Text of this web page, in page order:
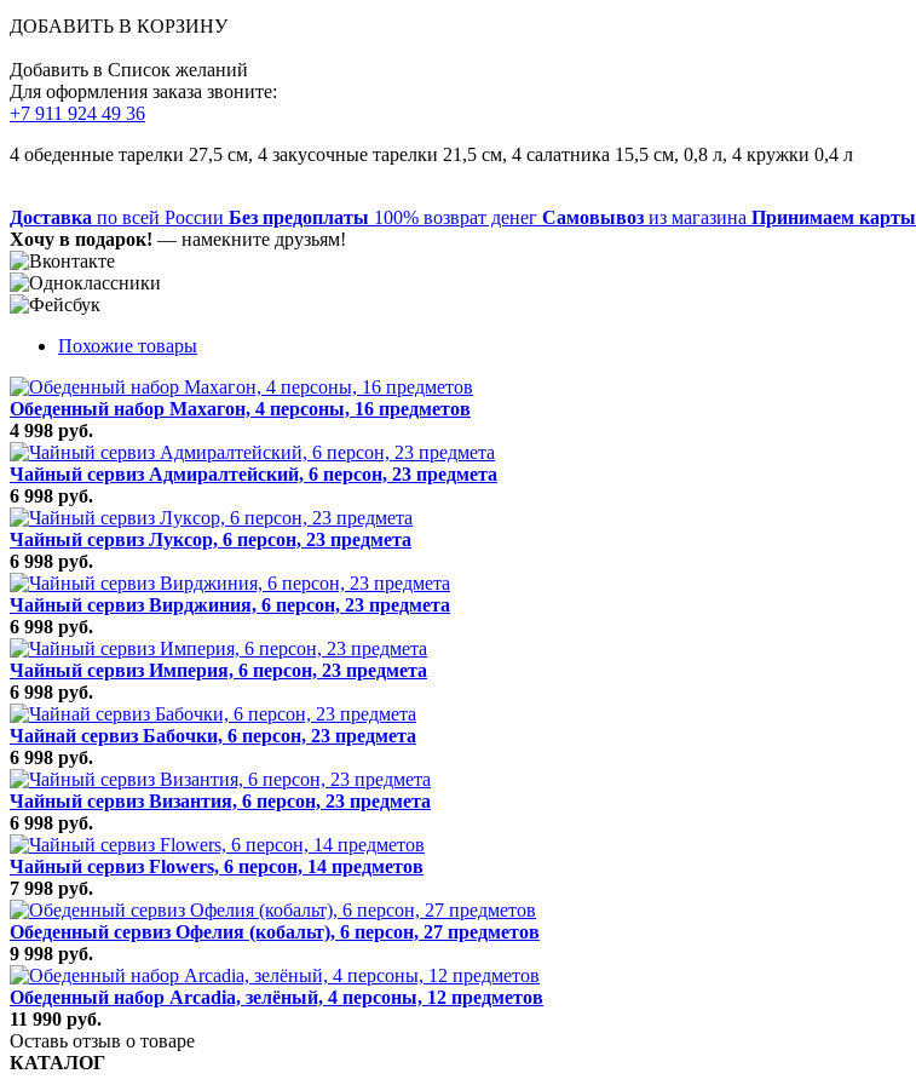
ДОБАВИТЬ В КОРЗИНУ
Добавить в Список желаний
Для оформления заказа звоните:
+7 911 924 49 36
4 обеденные тарелки 27,5 см, 4 закусочные тарелки 21,5 см, 4 салатника 15,5 см, 0,8 л, 4 кружки 0,4 л
Доставка по всей России Без предоплаты 100% возврат денег Самовывоз из магазина Принимаем карты
Хочу в подарок! — намекните друзьям!
Похожие товары
Обеденный набор Махагон, 4 персоны, 16 предметов
4 998 руб.
Чайный сервиз Адмиралтейский, 6 персон, 23 предмета
6 998 руб.
Чайный сервиз Луксор, 6 персон, 23 предмета
6 998 руб.
Чайный сервиз Вирджиния, 6 персон, 23 предмета
6 998 руб.
Чайный сервиз Империя, 6 персон, 23 предмета
6 998 руб.
Чайнай сервиз Бабочки, 6 персон, 23 предмета
6 998 руб.
Чайный сервиз Византия, 6 персон, 23 предмета
6 998 руб.
Чайный сервиз Flowers, 6 персон, 14 предметов
7 998 руб.
Обеденный сервиз Офелия (кобальт), 6 персон, 27 предметов
9 998 руб.
Обеденный набор Arcadia, зелёный, 4 персоны, 12 предметов
11 990 руб.
Оставь отзыв о товаре
КАТАЛОГ